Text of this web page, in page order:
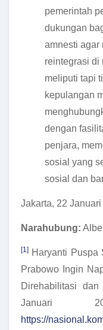
pemerintah
dukungan
amnesti agar
reintegrasi di
meliputi tapi
kepulangan
dengan
penjara,
sosial yang
sosial dan
Jakarta, 22
Narahubung:
[1] Haryanti Puspa
Prabowo Ingin
Direhabilitasi dan
Januari
https://